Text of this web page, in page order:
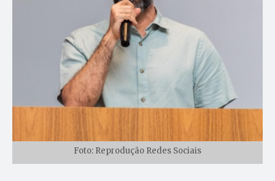
Foto: Reprodução Redes Sociais